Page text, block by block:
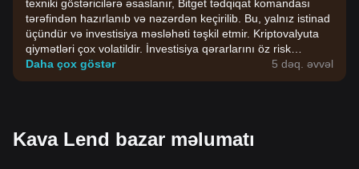
texniki göstəricilərə əsaslanır, Bitget tədqiqat komandası
tərəfindən hazırlanıb və nəzərdən keçirilib. Bu, yalnız istinad
üçündür və investisiya məsləhəti təşkil etmir. Kriptovalyuta
qiymətləri çox volatildir. İnvestisiya qərarlarını öz risk
dözümlülüyünüzə əsasən verin.
Daha çox göstər 5 dəq. əvvəl
Kava Lend bazar məlumatı